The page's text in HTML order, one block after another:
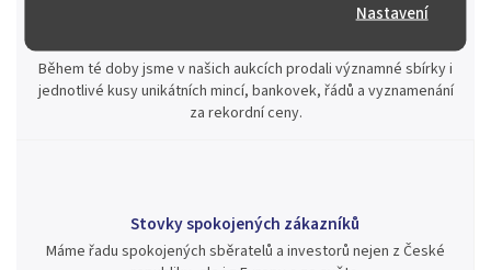
Nastavení
Během té doby jsme v našich aukcích prodali významné sbírky i
jednotlivé kusy unikátních mincí, bankovek, řádů a vyznamenání
za rekordní ceny.
Stovky spokojených zákazníků
Máme řadu spokojených sběratelů a investorů nejen z České